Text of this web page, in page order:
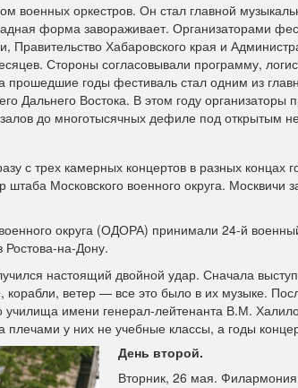
военных оркестров. Он стал главной
форма завораживает. Организаторами
Хабаровского края и
Стороны согласовывали программу,
прошедшие годы фестиваль стал одним из
Дальнего Востока. В этом году
до многотысячных дефиле под открытым
с трех камерных концертов в разных концах
штаба Московского военного округа.
округа (ОДОРА) принимали 24-й
Ростова-на-Дону.
настоящий двойной удар. Сначала
ветер — все это было в их музыке.
училища имени генерал-лейтенанта В.М.
плечами у них не учебные классы, а годы
День второй.
Вторник, 26 мая.